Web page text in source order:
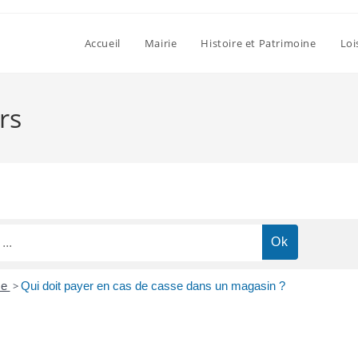
Accueil Mairie Histoire et Patrimoine
> Qui doit payer en cas de casse dans un magasin ?